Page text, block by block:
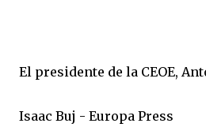
El presidente de la CEOE,
Isaac Buj - Europa Press